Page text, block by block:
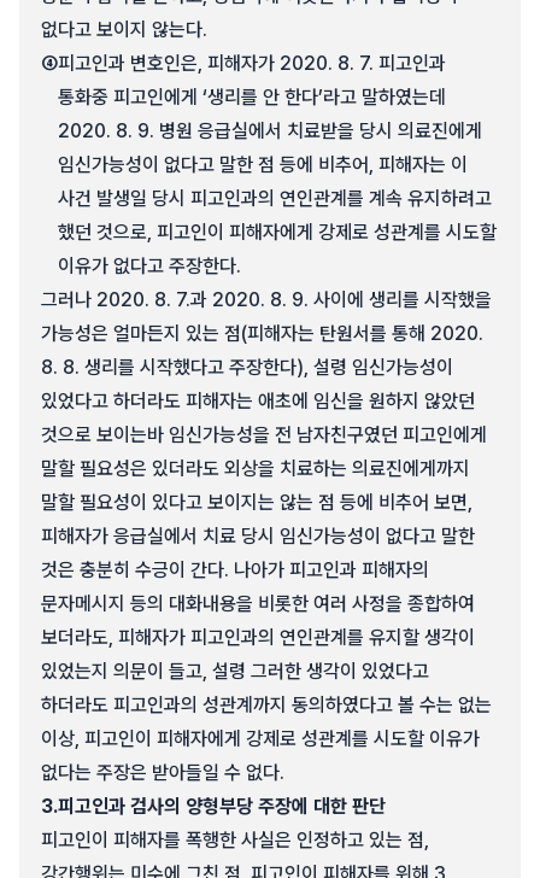
없다고 보이지 않는다.
④피고인과 변호인은, 피해자가 2020. 8. 7. 피고인과
통화중 피고인에게 ‘생리를 안 한다’라고 말하였는데
2020. 8. 9. 병원 응급실에서 치료받을 당시 의료진에게
임신가능성이 없다고 말한 점 등에 비추어, 피해자는 이
사건 발생일 당시 피고인과의 연인관계를 계속 유지하려고
했던 것으로, 피고인이 피해자에게 강제로 성관계를 시도할
이유가 없다고 주장한다.
그러나 2020. 8. 7.과 2020. 8. 9. 사이에 생리를 시작했을
가능성은 얼마든지 있는 점(피해자는 탄원서를 통해 2020.
8. 8. 생리를 시작했다고 주장한다), 설령 임신가능성이
있었다고 하더라도 피해자는 애초에 임신을 원하지 않았던
것으로 보이는바 임신가능성을 전 남자친구였던 피고인에게
말할 필요성은 있더라도 외상을 치료하는 의료진에게까지
말할 필요성이 있다고 보이지는 않는 점 등에 비추어 보면,
피해자가 응급실에서 치료 당시 임신가능성이 없다고 말한
것은 충분히 수긍이 간다. 나아가 피고인과 피해자의
문자메시지 등의 대화내용을 비롯한 여러 사정을 종합하여
보더라도, 피해자가 피고인과의 연인관계를 유지할 생각이
있었는지 의문이 들고, 설령 그러한 생각이 있었다고
하더라도 피고인과의 성관계까지 동의하였다고 볼 수는 없는
이상, 피고인이 피해자에게 강제로 성관계를 시도할 이유가
없다는 주장은 받아들일 수 없다.
3.피고인과 검사의 양형부당 주장에 대한 판단
피고인이 피해자를 폭행한 사실은 인정하고 있는 점,